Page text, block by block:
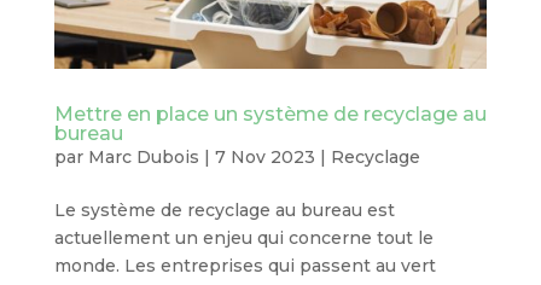
Mettre en place un système de recyclage au
bureau
par Marc Dubois | 7 Nov 2023 | Recyclage
Le système de recyclage au bureau est
actuellement un enjeu qui concerne tout le
monde. Les entreprises qui passent au vert